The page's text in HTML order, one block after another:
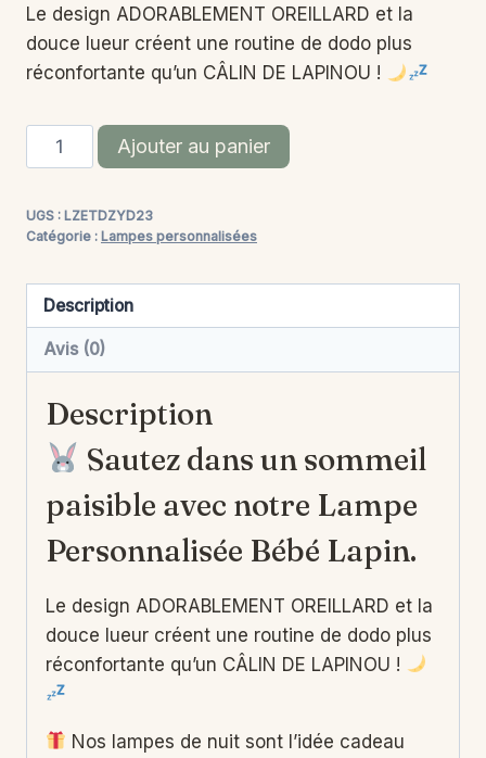
Le design ADORABLEMENT OREILLARD et la
douce lueur créent une routine de dodo plus
réconfortante qu’un CÂLIN DE LAPINOU !
quantité
de
Personnalisée
-
Lapin
Ajouter au panier Alternative:
UGS : LZETDZYD23
Catégorie : Lampes personnalisées
Description
Avis (0)
Description
Sautez dans un sommeil
paisible avec notre Lampe
Personnalisée Bébé Lapin.
Le design ADORABLEMENT OREILLARD et la
douce lueur créent une routine de dodo plus
réconfortante qu’un CÂLIN DE LAPINOU !
Nos lampes de nuit sont l’idée cadeau